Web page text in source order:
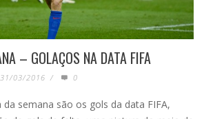
– GOLAÇOS NA DATA FIFA
31/03/2016 / 0
da semana são os gols da data FIFA,